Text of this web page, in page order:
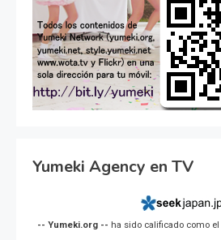
Yumeki Agency en TV
-- Yumeki.org -- ha sido calificado como